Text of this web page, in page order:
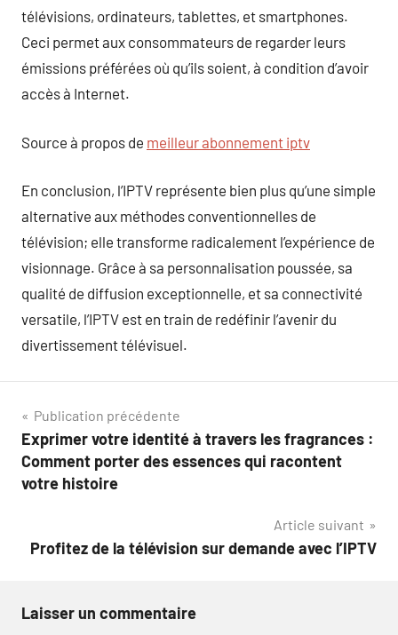
télévisions, ordinateurs, tablettes, et smartphones.
Ceci permet aux consommateurs de regarder leurs
émissions préférées où qu’ils soient, à condition d’avoir
accès à Internet.
Source à propos de meilleur abonnement iptv
En conclusion, l’IPTV représente bien plus qu’une simple
alternative aux méthodes conventionnelles de
télévision; elle transforme radicalement l’expérience de
visionnage. Grâce à sa personnalisation poussée, sa
qualité de diffusion exceptionnelle, et sa connectivité
versatile, l’IPTV est en train de redéfinir l’avenir du
divertissement télévisuel.
Navigation
de
l’article
Publication précédente
Exprimer votre identité à travers les fragrances :
Comment porter des essences qui racontent
votre histoire
Article suivant
Profitez de la télévision sur demande avec l’IPTV
Laisser un commentaire